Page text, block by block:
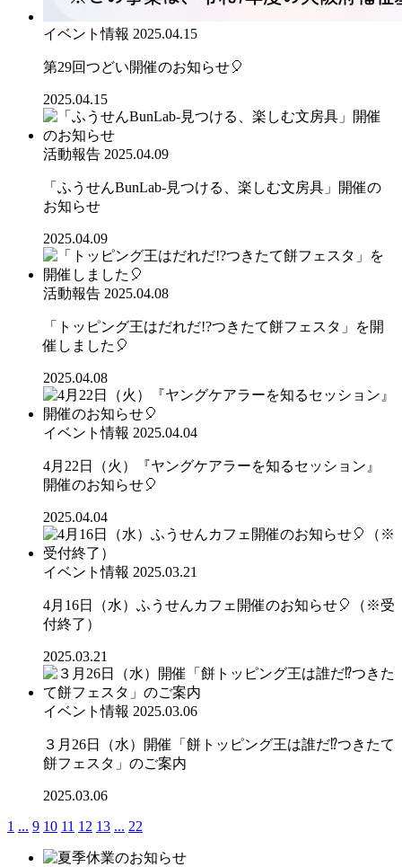
イベント情報 2025.04.15
第29回つどい開催のお知らせ🎈
2025.04.15
活動報告 2025.04.09
「ふうせんBunLab-見つける、楽しむ文房具」開催の
お知らせ
2025.04.09
活動報告 2025.04.08
「トッピング王はだれだ!?つきたて餅フェスタ」を開
催しました🎈
2025.04.08
イベント情報 2025.04.04
4月22日（火）『ヤングケアラーを知るセッション』
開催のお知らせ🎈
2025.04.04
イベント情報 2025.03.21
4月16日（水）ふうせんカフェ開催のお知らせ🎈（※受
付終了）
2025.03.21
イベント情報 2025.03.06
３月26日（水）開催「餅トッピング王は誰だ⁉つきたて
餅フェスタ」のご案内
2025.03.06
1 ... 9 10 11 12 13 ... 22